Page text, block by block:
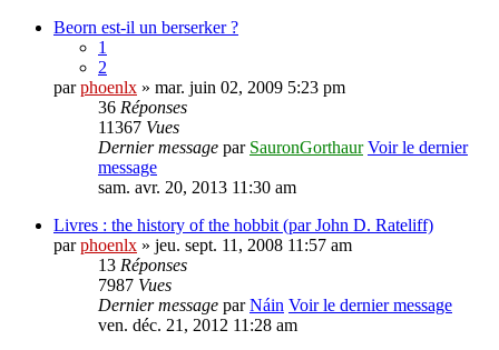
Beorn est-il un berserker ?
1
2
parphoenlx » mar. juin 02, 2009 5:23 pm
36 Réponses
11367 Vues
Dernier message par SauronGorthaur Voir le dernier
message
sam. avr. 20, 2013 11:30 am
Livres : the history of the hobbit (par John D. Rateliff)
parphoenlx » jeu. sept. 11, 2008 11:57 am
13 Réponses
7987 Vues
Dernier message parNáin Voir le dernier message
ven. déc. 21, 2012 11:28 am